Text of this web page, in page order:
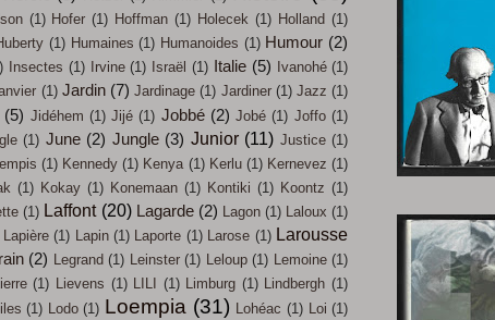
(1) Hofer (1) Hoffman (1) Holecek (1) Holland (1)
(1) Humaines (1) Humanoides (1) Humour (2)
Insectes (1) Irvine (1) Israël (1) Italie (5) Ivanohé (1)
(1) Jardin (7) Jardinage (1) Jardiner (1) Jazz (1)
(5) Jidéhem (1) Jijé (1) Jobbé (2) Jobé (1) Joffo (1)
(1) June (2) Jungle (3) Junior (11) Justice (1)
(1) Kennedy (1) Kenya (1) Kerlu (1) Kernevez (1)
(1) Kokay (1) Konemaan (1) Kontiki (1) Koontz (1)
(1) Laffont (20) Lagarde (2) Lagon (1) Laloux (1)
Lapière (1) Lapin (1) Laporte (1) Larose (1) Larousse
(2) Legrand (1) Leinster (1) Leloup (1) Lemoine (1)
(1) Lievens (1) LILI (1) Limburg (1) Lindbergh (1)
(1) Lodo (1) Loempia (31) Lohéac (1) Loi (1)